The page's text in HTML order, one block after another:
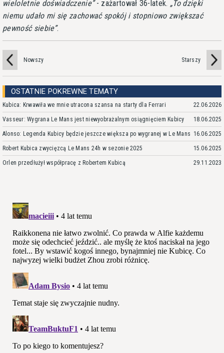
wieloletnie doświadczenie - zażartował 36-latek.
To dzięki
niemu udało mi się zachować spokój i stopniowo zwiększać
pewność siebie .
Nowszy Starszy
OSTATNIE POKREWNE TEMATY
Kubica: Krwawiła we mnie utracona szansa na starty dla Ferrari 22.06.2026
Vasseur: Wygrana Le Mans jest niewyobrażalnym osiągnięciem Kubicy 18.06.2025
Alonso: Legenda Kubicy będzie jeszcze większa po wygranej w Le Mans 16.06.2025
Robert Kubica zwycięzcą Le Mans 24h w sezonie 2025 15.06.2025
Orlen przedłużył współpracę z Robertem Kubicą 29.11.2023